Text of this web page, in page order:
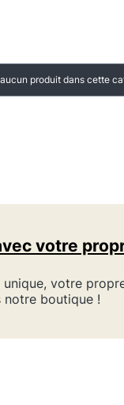
produit dans cette
votre
votre
notre boutique !